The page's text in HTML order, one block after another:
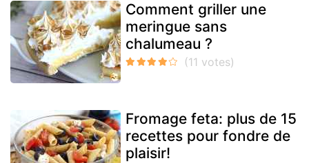
Comment griller une
meringue sans
chalumeau ?
Fromage feta: plus de 15
recettes pour fondre de
plaisir!